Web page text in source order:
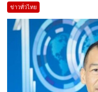
ข่าวทั่วไทย